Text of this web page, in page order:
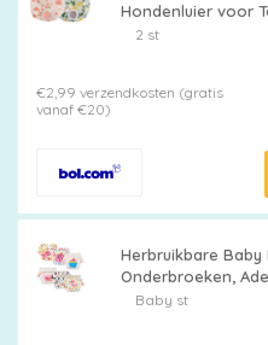
Hondenluier voor
voor Drachtige en
2 st
€2,99 verzendkosten (gratis
vanaf €20)
Herbruikbare Baby
Onderbroeken,
voor Jongens en
Baby st